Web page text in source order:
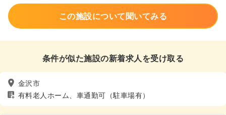
この施設について聞いてみる
条件が似た施設の新着求人を受け取る
金沢市
有料老人ホーム、車通勤可（駐車場有）